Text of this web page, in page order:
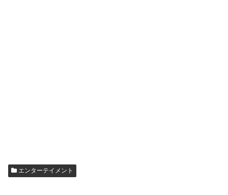
エンターテイメント